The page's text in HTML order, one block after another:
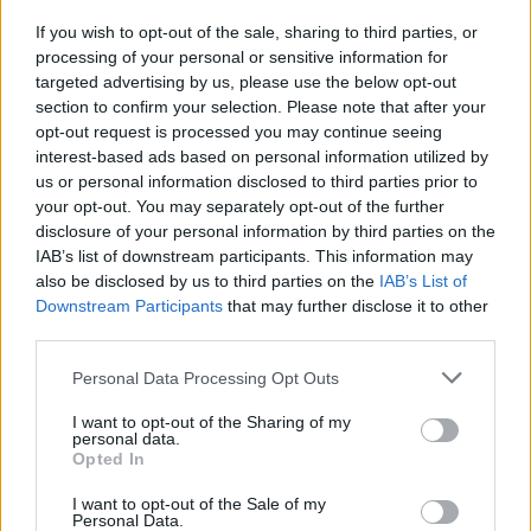
If you wish to opt-out of the sale, sharing to third parties, or
processing of your personal or sensitive information for
targeted advertising by us, please use the below opt-out
section to confirm your selection. Please note that after your
opt-out request is processed you may continue seeing
interest-based ads based on personal information utilized by
us or personal information disclosed to third parties prior to
your opt-out. You may separately opt-out of the further
disclosure of your personal information by third parties on the
IAB’s list of downstream participants. This information may
also be disclosed by us to third parties on the IAB’s List of
Downstream Participants that may further disclose it to other
Please note that this website/app uses one or more Google
not limited to your visit or usage behaviour. You may click to
grant or deny consent to Google and its third-party tags to
use your data for below specified purposes in below Google
consent section.
Personal Data Processing Opt Outs
I want to opt-out of the Sharing of my
personal data.
Opted In
I want to opt-out of the Sale of my
Personal Data.